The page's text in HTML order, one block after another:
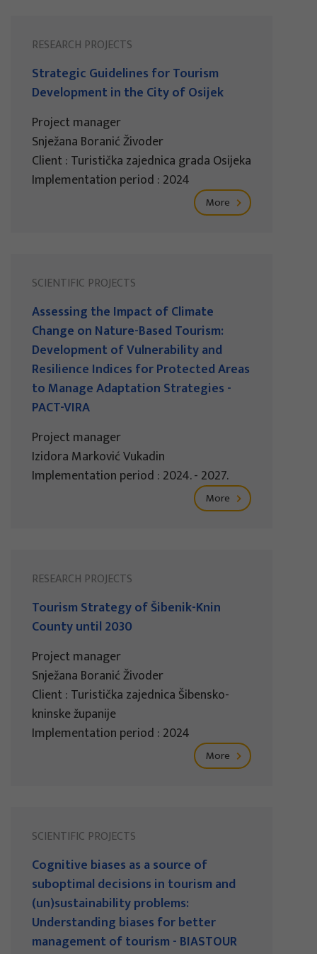
RESEARCH PROJECTS
Strategic Guidelines for Tourism
Development in the City of Osijek
Project manager
Snježana Boranić Živoder
Client : Turistička zajednica grada Osijeka
Implementation period : 2024
More
SCIENTIFIC PROJECTS
Assessing the Impact of Climate
Change on Nature-Based Tourism:
Development of Vulnerability and
Resilience Indices for Protected Areas
to Manage Adaptation Strategies -
PACT-VIRA
Project manager
Izidora Marković Vukadin
Implementation period : 2024. - 2027.
More
RESEARCH PROJECTS
Tourism Strategy of Šibenik-Knin
County until 2030
Project manager
Snježana Boranić Živoder
Client : Turistička zajednica Šibensko-
kninske županije
Implementation period : 2024
More
SCIENTIFIC PROJECTS
Cognitive biases as a source of
suboptimal decisions in tourism and
(un)sustainability problems:
Understanding biases for better
management of tourism - BIASTOUR